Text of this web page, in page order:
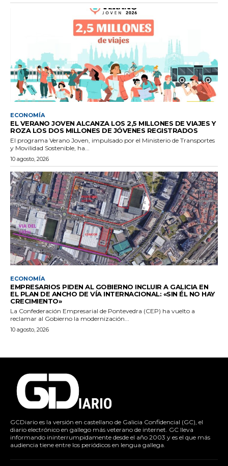
ECONOMÍA
EL VERANO JOVEN ALCANZA LOS 2,5 MILLONES DE VIAJES Y
ROZA LOS DOS MILLONES DE JÓVENES REGISTRADOS
El programa Verano Joven, impulsado por el Ministerio de Transportes
y Movilidad Sostenible, ha...
10 agosto, 2026
ECONOMÍA
EMPRESARIOS PIDEN AL GOBIERNO INCLUIR A GALICIA EN
EL PLAN DE ANCHO DE VÍA INTERNACIONAL: «SIN ÉL NO HAY
CRECIMIENTO»
La Confederación Empresarial de Pontevedra (CEP) ha vuelto a
reclamar al Gobierno la modernización...
10 agosto, 2026
GCDiario es la versión en castellano de Galicia Confidencial (GC), el
diario electrónico en gallego más veterano de internet. GC lleva
informando ininterrumpidamente desde el año 2003 y es el que más
audiencia tiene entre los periódicos en lengua gallega.